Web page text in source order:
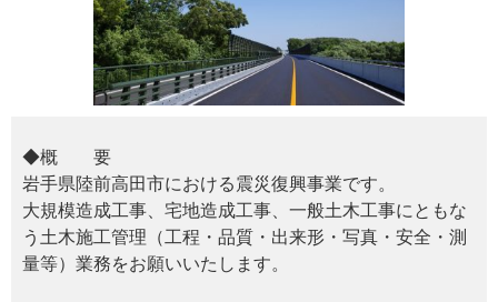
◆概 要
岩手県陸前高田市における震災復興事業です。
大規模造成工事、宅地造成工事、一般土木工事にともな
う土木施工管理（工程・品質・出来形・写真・安全・測
量等）業務をお願いいたします。